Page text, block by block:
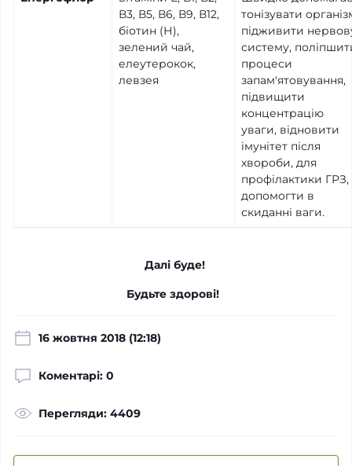
В3, В5, В6, В9, В12,
біотин (Н),
зелений чай,
елеутерокок,
левзея
тонізувати
підживити
систему,
процеси
запам'ятовування,
підвищити
концентрацію
уваги, відновити
імунітет після
хвороби, для
профілактики ГРЗ,
допомогти в
скиданні ваги.
Далі буде!
Будьте здорові!
16 жовтня 2018 (12:18)
Коментарі: 0
Перегляди: 4409